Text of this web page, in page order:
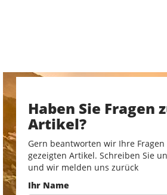
Haben Sie Fragen
Artikel?
Gern beantworten wir Ihre Fragen
gezeigten Artikel. Schreiben Sie
und wir melden uns zurück
Ihr Name